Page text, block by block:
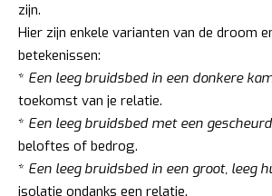
zijn.
Hier zijn enkele varianten van de droom
betekenissen:
* Een leeg bruidsbed in een donkere
toekomst van je relatie.
* Een leeg bruidsbed met een
beloftes of bedrog.
* Een leeg bruidsbed in een groot, leeg
isolatie ondanks een relatie.